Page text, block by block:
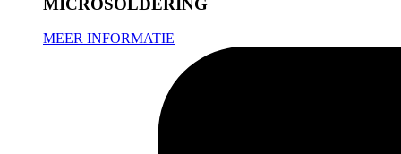
MEER INFORMATIE